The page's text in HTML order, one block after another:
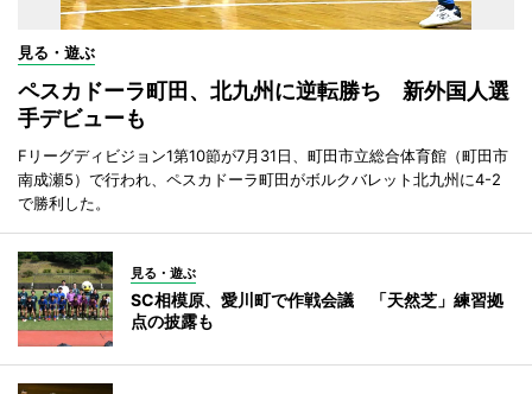
見る・遊ぶ
ペスカドーラ町田、北九州に逆転勝ち 新外国人選
手デビューも
Fリーグディビジョン1第10節が7月31日、町田市立総合体育館（町田市
南成瀬5）で行われ、ペスカドーラ町田がボルクバレット北九州に4-2
で勝利した。
見る・遊ぶ
SC相模原、愛川町で作戦会議 「天然芝」練習拠
点の披露も